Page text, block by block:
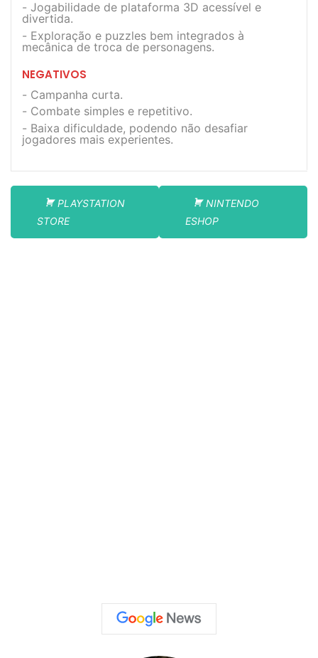
Jogabilidade de plataforma 3D acessível e
divertida.
Exploração e puzzles bem integrados à
mecânica de troca de personagens.
NEGATIVOS
Campanha curta.
Combate simples e repetitivo.
Baixa dificuldade, podendo não desafiar
jogadores mais experientes.
PLAYSTATION
STORE
NINTENDO
ESHOP